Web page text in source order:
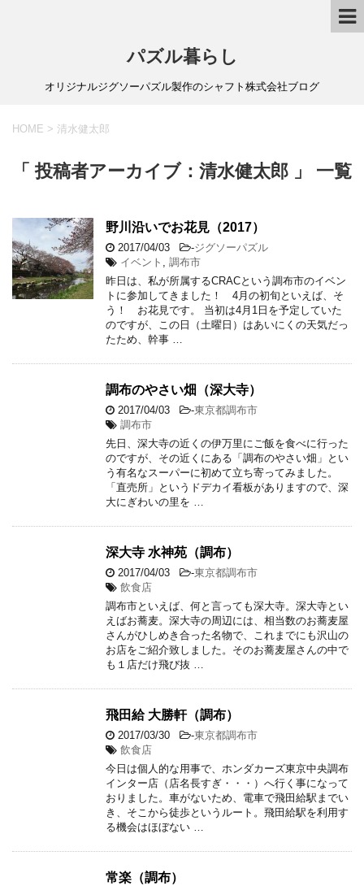
パズル暮らし
オリジナルジグソーパズル製作のシャフト株式会社ブログ
HOME > 清水健太郎
「 投稿者アーカイブ：清水健太郎 」 一覧
野川沿いでお花見（2017）
2017/04/03 -ジグソーパズル
イベント
調布市
昨日は、私が所属するCRACという調布市のイベン
トに参加してきました！ 4月の初旬といえば、そ
う！ お花見です。 当初は4月1日を予定していた
のですが、この日（土曜日）はあいにくの天気だっ
たため、幹事 …
調布のやさい畑（深大寺）
2017/04/03 -東京都調布市
調布市
先日、深大寺の近くの伊万里にご飯を食べに行った
のですが、その近くにある「調布のやさい畑」とい
う有名なスーパーに初めて立ち寄ってみました。
「直売所」というドデカイ看板がありますので、深
大にぎわいの里を …
深大寺 水神苑（調布）
2017/04/03 -東京都調布市
飲食店
調布市といえば、何と言っても深大寺。深大寺とい
えばお蕎麦。深大寺の周辺には、相当数のお蕎麦屋
さんがひしめき合った名物で、これまでにも沢山の
お店をご紹介致しました。そのお蕎麦屋さんの中で
も１店だけ飛び抜 …
飛田給 大勝軒（調布）
2017/03/30 -東京都調布市
飲食店
今日は個人的な用事で、ホンダカーズ東京中央調布
インター店（店名長すぎ・・・）へ行く事になって
おりました。車がないため、電車で飛田給駅までい
き、そこから徒歩というルート。飛田給駅を利用す
る機会はほぼない …
常楽（調布）